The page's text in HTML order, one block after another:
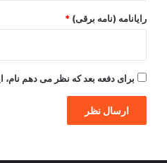
رایانامه (نامه برقی) *
برای دفعه بعد که نظر می دهم نام،